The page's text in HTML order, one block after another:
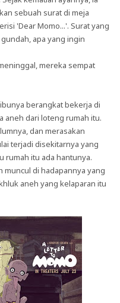
sebuah surat di meja
'Dear Momo...'. Surat yang
apa yang ingin
mereka sempat
berangkat bekerja di
aneh dari loteng rumah itu.
dan merasakan
terjadi disekitarnya yang
rumah itu ada hantunya.
muncul di hadapannya yang
aneh yang kelaparan itu